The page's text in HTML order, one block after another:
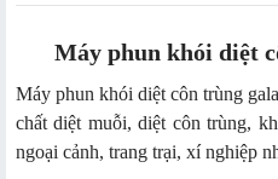
Máy phun khói diệt
Máy phun khói diệt côn trùng
chất diệt muỗi, diệt côn trùng,
ngoại cảnh, trang trại, xí nghiệp